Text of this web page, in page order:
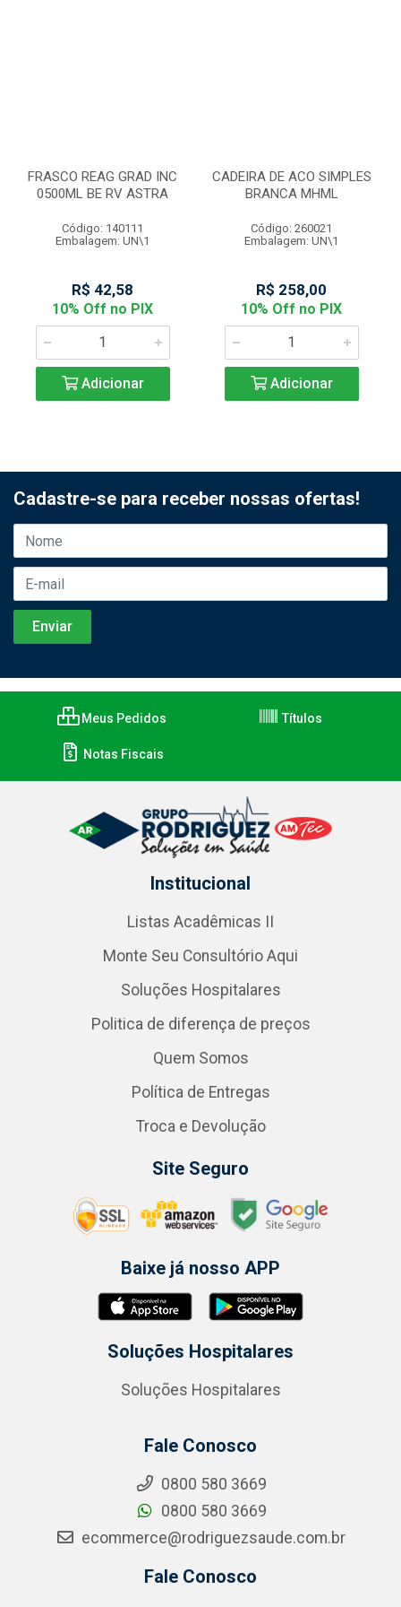
FRASCO REAG GRAD INC
0500ML BE RV ASTRA
Código: 140111
Embalagem: UN\1
R$ 42,58
10% Off no PIX
Adicionar
CADEIRA DE ACO SIMPLES
BRANCA MHML
Código: 260021
Embalagem: UN\1
R$ 258,00
10% Off no PIX
Adicionar
Cadastre-se para receber nossas ofertas!
Meus Pedidos Títulos
Notas Fiscais
Institucional
Listas Acadêmicas II
Monte Seu Consultório Aqui
Soluções Hospitalares
Politica de diferença de preços
Quem Somos
Política de Entregas
Troca e Devolução
Site Seguro
Baixe já nosso APP
Soluções Hospitalares
Soluções Hospitalares
Fale Conosco
0800 580 3669
0800 580 3669
ecommerce@rodriguezsaude.com.br
Fale Conosco